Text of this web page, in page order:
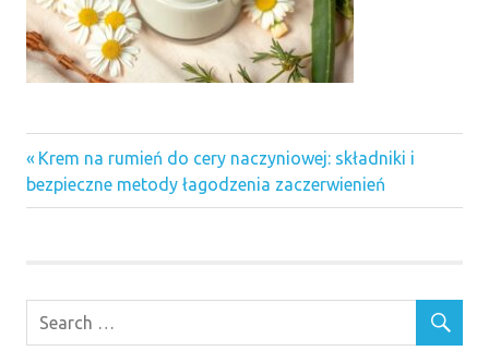
Nawigacja
wpisu
Previous
Post:
Krem na rumień do cery naczyniowej: składniki i
bezpieczne metody łagodzenia zaczerwienień